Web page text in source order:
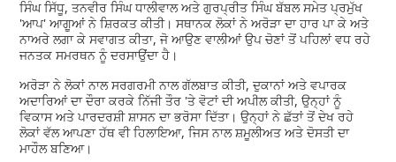
ਸਿੰਘ ਸਿੱਧੂ, ਤਨਵੀਰ ਸਿੰਘ ਧਾਲੀਵਾਲ ਅਤੇ ਗੁਰਪ੍ਰੀਤ ਸਿੰਘ ਬੱਬਲ ਸਮੇਤ ਪ੍ਰਮੁੱਖ
'ਆਪ' ਆਗੂਆਂ ਨੇ ਸ਼ਿਰਕਤ ਕੀਤੀ। ਸਥਾਨਕ ਲੋਕਾਂ ਨੇ ਅਰੋੜਾ ਦਾ ਹਾਰ ਪਾ ਕੇ ਅਤੇ
ਨਾਅਰੇ ਲਗਾ ਕੇ ਸਵਾਗਤ ਕੀਤਾ, ਜੋ ਆਉਣ ਵਾਲੀਆਂ ਉਪ ਚੋਣਾਂ ਤੋਂ ਪਹਿਲਾਂ ਵਧ ਰਹੇ
ਜਨਤਕ ਸਮਰਥਨ ਨੂੰ ਦਰਸਾਉਂਦਾ ਹੈ।
ਅਰੋੜਾ ਨੇ ਲੋਕਾਂ ਨਾਲ ਸਰਗਰਮੀ ਨਾਲ ਗੱਲਬਾਤ ਕੀਤੀ, ਦੁਕਾਨਾਂ ਅਤੇ ਵਪਾਰਕ
ਅਦਾਰਿਆਂ ਦਾ ਦੌਰਾ ਕਰਕੇ ਨਿੱਜੀ ਤੌਰ 'ਤੇ ਵੋਟਾਂ ਦੀ ਅਪੀਲ ਕੀਤੀ, ਉਨ੍ਹਾਂ ਨੂੰ
ਵਿਕਾਸ ਅਤੇ ਪਾਰਦਰਸ਼ੀ ਸ਼ਾਸਨ ਦਾ ਭਰੋਸਾ ਦਿੱਤਾ। ਉਨ੍ਹਾਂ ਨੇ ਛੱਤਾਂ ਤੋਂ ਦੇਖ ਰਹੇ
ਲੋਕਾਂ ਵੱਲ ਆਪਣਾ ਹੱਥ ਵੀ ਹਿਲਾਇਆ, ਜਿਸ ਨਾਲ ਸ਼ਮੂਲੀਅਤ ਅਤੇ ਦੋਸਤੀ ਦਾ
ਮਾਹੌਲ ਬਣਿਆ।